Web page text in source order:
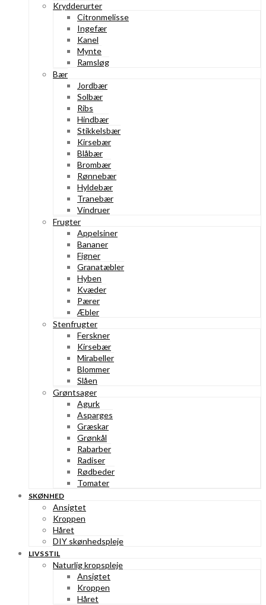
Krydderurter
Citronmelisse
Ingefær
Kanel
Mynte
Ramsløg
Bær
Jordbær
Solbær
Ribs
Hindbær
Stikkelsbær
Kirsebær
Blåbær
Brombær
Rønnebær
Hyldebær
Tranebær
Vindruer
Frugter
Appelsiner
Bananer
Figner
Granatæbler
Hyben
Kvæder
Pærer
Æbler
Stenfrugter
Ferskner
Kirsebær
Mirabeller
Blommer
Slåen
Grøntsager
Agurk
Asparges
Græskar
Grønkål
Rabarber
Radiser
Rødbeder
Tomater
SKØNHED
Ansigtet
Kroppen
Håret
DIY skønhedspleje
LIVSSTIL
Naturlig kropspleje
Ansigtet
Kroppen
Håret